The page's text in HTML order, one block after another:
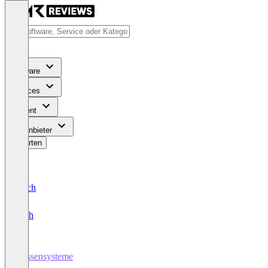
Software
Services
Content
Für Anbieter
Bewerten
Deutsch
English
Kassensysteme